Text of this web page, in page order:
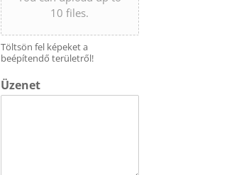
10 files.
Töltsön fel képeket a
beépítendő területről!
Üzenet